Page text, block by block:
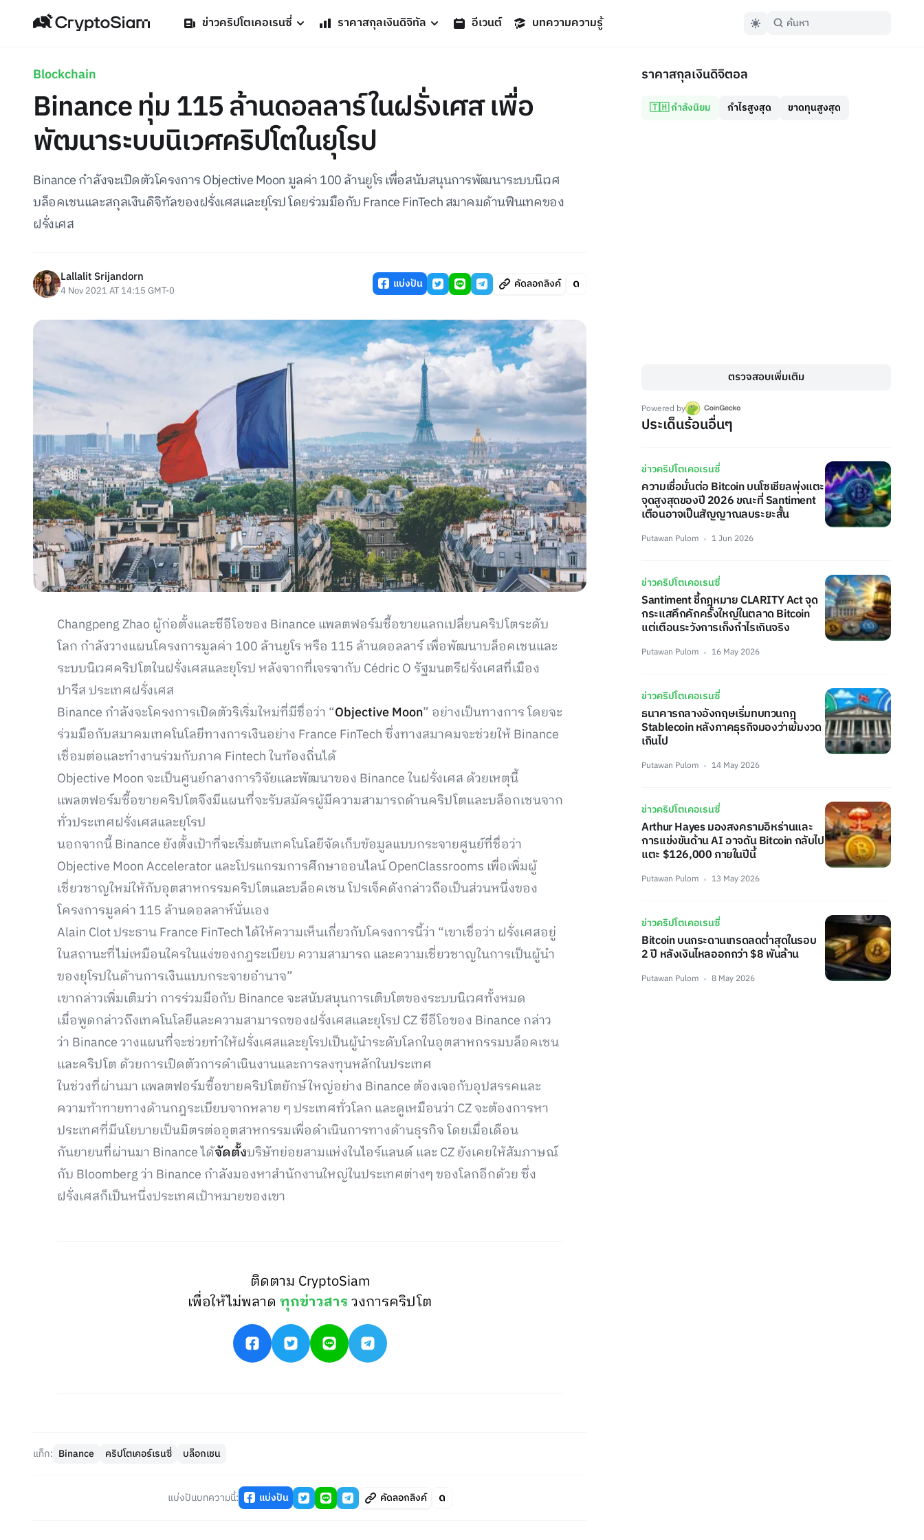
ข่าวคริปโตเคอเรนซี่ ราคาสกุลเงินดิจิทัล อีเวนต์ บทความความรู้
Blockchain
Binance ทุ่ม 115 ล้านดอลลาร์ในฝรั่งเศส เพื่อ
พัฒนาระบบนิเวศคริปโตในยุโรป
Binance กำลังจะเปิดตัวโครงการ Objective Moon มูลค่า 100 ล้านยูโร เพื่อสนับสนุนการพัฒนาระบบนิเวศ
บล็อคเชนและสกุลเงินดิจิทัลของฝรั่งเศสและยุโรป โดยร่วมมือกับ France FinTech สมาคมด้านฟินเทคของ
ฝรั่งเศส
Lallalit Srijandorn
4 Nov 2021 AT 14:15 GMT-0 แบ่งปัน คัดลอกลิงค์
Changpeng Zhao ผู้ก่อตั้งและซีอีโอของ Binance แพลตฟอร์มซื้อขายแลกเปลี่ยนคริปโตระดับ
โลก กำลังวางแผนโครงการมูลค่า 100 ล้านยูโร หรือ 115 ล้านดอลลาร์ เพื่อพัฒนาบล็อคเชนและ
ระบบนิเวศคริปโตในฝรั่งเศสและยุโรป หลังจากที่เจรจากับ Cédric O รัฐมนตรีฝรั่งเศสที่เมือง
ปารีส ประเทศฝรั่งเศส
Binance กำลังจะโครงการเปิดตัวริเริ่มใหม่ที่มีชื่อว่า “Objective Moon” อย่างเป็นทางการ โดยจะ
ร่วมมือกับสมาคมเทคโนโลยีทางการเงินอย่าง France FinTech ซึ่งทางสมาคมจะช่วยให้ Binance
เชื่อมต่อและทำงานร่วมกับภาค Fintech ในท้องถิ่นได้
Objective Moon จะเป็นศูนย์กลางการวิจัยและพัฒนาของ Binance ในฝรั่งเศส ด้วยเหตุนี้
แพลตฟอร์มซื้อขายคริปโตจึงมีแผนที่จะรับสมัครผู้มีความสามารถด้านคริปโตและบล็อกเชนจาก
ทั่วประเทศฝรั่งเศสและยุโรป
นอกจากนี้ Binance ยังตั้งเป้าที่จะเริ่มต้นเทคโนโลยีจัดเก็บข้อมูลแบบกระจายศูนย์ที่ชื่อว่า
Objective Moon Accelerator และโปรแกรมการศึกษาออนไลน์ OpenClassrooms เพื่อเพิ่มผู้
เชี่ยวชาญใหม่ให้กับอุตสาหกรรมคริปโตและบล็อคเชน โปรเจ็คดังกล่าวถือเป็นส่วนหนึ่งของ
โครงการมูลค่า 115 ล้านดอลลาห์นั่นเอง
Alain Clot ประธาน France FinTech ได้ให้ความเห็นเกี่ยวกับโครงการนี้ว่า “เขาเชื่อว่า ฝรั่งเศสอยู่
ในสถานะที่ไม่เหมือนใครในแง่ของกฎระเบียบ ความสามารถ และความเชี่ยวชาญในการเป็นผู้นำ
ของยุโรปในด้านการเงินแบบกระจายอำนาจ”
เขากล่าวเพิ่มเติมว่า การร่วมมือกับ Binance จะสนับสนุนการเติบโตของระบบนิเวศทั้งหมด
เมื่อพูดกล่าวถึงเทคโนโลยีและความสามารถของฝรั่งเศสและยุโรป CZ ซีอีโอของ Binance กล่าว
ว่า Binance วางแผนที่จะช่วยทำให้ฝรั่งเศสและยุโรปเป็นผู้นำระดับโลกในอุตสาหกรรมบล็อคเชน
และคริปโต ด้วยการเปิดตัวการดำเนินงานและการลงทุนหลักในประเทศ
ในช่วงที่ผ่านมา แพลตฟอร์มซื้อขายคริปโตยักษ์ใหญ่อย่าง Binance ต้องเจอกับอุปสรรคและ
ความท้าทายทางด้านกฎระเบียบจากหลาย ๆ ประเทศทั่วโลก และดูเหมือนว่า CZ จะต้องการหา
ประเทศที่มีนโยบายเป็นมิตรต่ออุตสาหกรรมเพื่อดำเนินการทางด้านธุรกิจ โดยเมื่อเดือน
กันยายนที่ผ่านมา Binance ได้จัดตั้งบริษัทย่อยสามแห่งในไอร์แลนด์ และ CZ ยังเคยให้สัมภาษณ์
กับ Bloomberg ว่า Binance กำลังมองหาสำนักงานใหญ่ในประเทศต่างๆ ของโลกอีกด้วย ซึ่ง
ฝรั่งเศสก็เป็นหนึ่งประเทศเป้าหมายของเขา
ติดตาม CryptoSiam
เพื่อให้ไม่พลาดทุกข่าวสารวงการคริปโต
แท็ก: Binance คริปโตเคอร์เรนซี่ บล็อกเชน
แบ่งปันบทความนี้: แบ่งปัน คัดลอกลิงค์
ราคาสกุลเงินดิจิตอล
🇹🇭 กำลังนิยม กำไรสูงสุด ขาดทุนสูงสุด
ตรวจสอบเพิ่มเติม
Powered by
ประเด็นร้อนอื่นๆ
ข่าวคริปโตเคอเรนซี่
ความเชื่อมั่นต่อ Bitcoin บนโซเชียลพุ่งแตะ
จุดสูงสุดของปี 2026 ขณะที่ Santiment
เตือนอาจเป็นสัญญาณลบระยะสั้น
Putawan Pulom 1 Jun 2026
ข่าวคริปโตเคอเรนซี่
Santiment ชี้กฎหมาย CLARITY Act จุด
กระแสคึกคักครั้งใหญ่ในตลาด Bitcoin
แต่เตือนระวังการเก็งกำไรเกินจริง
Putawan Pulom 16 May 2026
ข่าวคริปโตเคอเรนซี่
ธนาคารกลางอังกฤษเริ่มทบทวนกฎ
Stablecoin หลังภาคธุรกิจมองว่าเข้มงวด
เกินไป
Putawan Pulom 14 May 2026
ข่าวคริปโตเคอเรนซี่
Arthur Hayes มองสงครามอิหร่านและ
การแข่งขันด้าน AI อาจดัน Bitcoin กลับไป
แตะ $126,000 ภายในปีนี้
Putawan Pulom 13 May 2026
ข่าวคริปโตเคอเรนซี่
Bitcoin บนกระดานเทรดลดต่ำสุดในรอบ
2 ปี หลังเงินไหลออกกว่า $8 พันล้าน
Putawan Pulom 8 May 2026